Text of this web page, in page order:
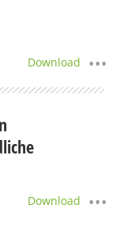
Download
Download